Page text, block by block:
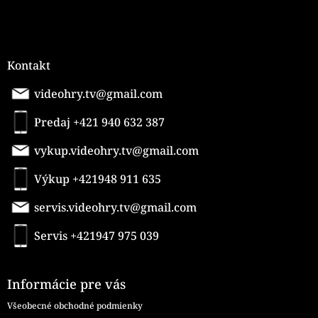
Kontakt
videohry.tv@gmail.com
Predaj +421 940 632 387
vykup.videohry.tv@gmail.com
Výkup +421948 911 635
servis.videohry.tv@gmail.com
Servis +421947 975 039
Informácie pre vás
Všeobecné obchodné podmienky